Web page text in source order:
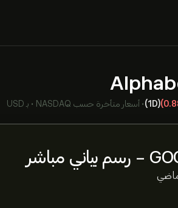
(1D)
• أسعار متأخرة حسب NASDAQ
• بـ USD